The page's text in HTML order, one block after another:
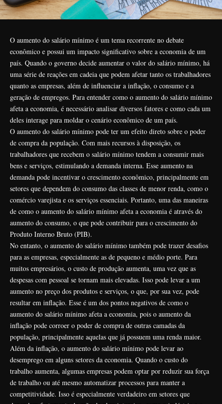
O aumento do salário mínimo é um tema recorrente no debate
econômico e possui um impacto significativo sobre a economia de um
país. Quando o governo decide aumentar o valor do salário mínimo, há
uma série de reações em cadeia que podem afetar tanto os trabalhadores
quanto as empresas, além de influenciar a inflação, o consumo e a
geração de empregos. Para entender como o aumento do salário mínimo
afeta a economia, é necessário analisar diversos fatores e como cada um
deles interage para moldar o cenário econômico de um país.
O aumento do salário mínimo pode ter um efeito direto sobre o poder
de compra da população. Com mais recursos à disposição, os
trabalhadores que recebem o salário mínimo tendem a consumir mais
bens e serviços, estimulando a demanda interna. Esse aumento na
demanda pode incentivar o crescimento econômico, principalmente em
setores que dependem do consumo das classes de menor renda, como o
comércio varejista e os serviços essenciais. Portanto, uma das maneiras
de como o aumento do salário mínimo afeta a economia é através do
aumento do consumo, o que pode contribuir para o crescimento do
Produto Interno Bruto (PIB).
No entanto, o aumento do salário mínimo também pode trazer desafios
para as empresas, especialmente as de pequeno e médio porte. Para
muitos empresários, o custo de produção aumenta, uma vez que as
despesas com pessoal se tornam mais elevadas. Isso pode levar a um
aumento no preço dos produtos e serviços, o que, por sua vez, pode
resultar em inflação. Esse é um dos pontos negativos de como o
aumento do salário mínimo afeta a economia, pois o aumento da
inflação pode corroer o poder de compra de outras camadas da
população, principalmente aquelas que já possuem uma renda maior.
Além da inflação, o aumento do salário mínimo pode levar ao
desemprego em alguns setores da economia. Quando o custo do
trabalho aumenta, algumas empresas podem optar por reduzir sua força
de trabalho ou até mesmo automatizar processos para manter a
competitividade. Isso é especialmente verdadeiro em setores que